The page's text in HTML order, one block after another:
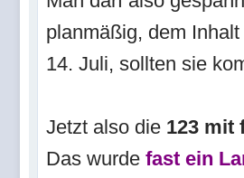
planmäßig, dem
14. Juli, sollten sie
Jetzt also die 123 mit
Das wurde fast ein